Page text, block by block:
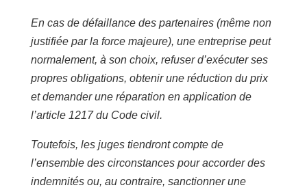
En cas de défaillance des partenaires (même non
justifiée par la force majeure), une entreprise peut
normalement, à son choix, refuser d’exécuter ses
propres obligations, obtenir une réduction du prix
et demander une réparation en application de
l’article 1217 du Code civil.
Toutefois, les juges tiendront compte de
l’ensemble des circonstances pour accorder des
indemnités ou, au contraire, sanctionner une